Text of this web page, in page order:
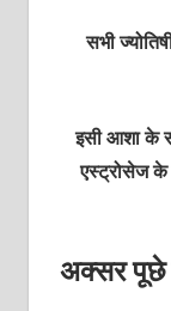
सभी
इसी आशा के
एस्ट्रोसेज
अक्सर पूछे